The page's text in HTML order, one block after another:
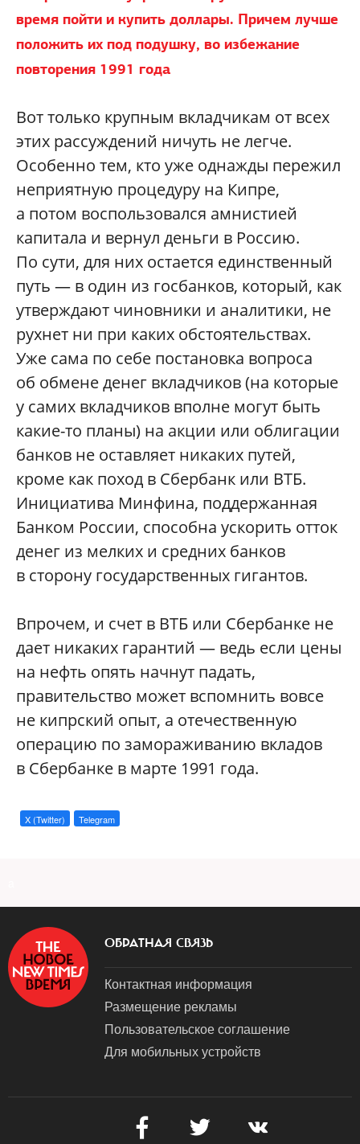
время пойти и купить доллары. Причем лучше
положить их под подушку, во избежание
повторения 1991 года
Вот только крупным вкладчикам от всех
этих рассуждений ничуть не легче.
Особенно тем, кто уже однажды пережил
неприятную процедуру на Кипре,
а потом воспользовался амнистией
капитала и вернул деньги в Россию.
По сути, для них остается единственный
путь — в один из госбанков, который, как
утверждают чиновники и аналитики, не
рухнет ни при каких обстоятельствах.
Уже сама по себе постановка вопроса
об обмене денег вкладчиков (на которые
у самих вкладчиков вполне могут быть
какие-то планы) на акции или облигации
банков не оставляет никаких путей,
кроме как поход в Сбербанк или ВТБ.
Инициатива Минфина, поддержанная
Банком России, способна ускорить отток
денег из мелких и средних банков
в сторону государственных гигантов.
Впрочем, и счет в ВТБ или Сбербанке не
дает никаких гарантий — ведь если цены
на нефть опять начнут падать,
правительство может вспомнить вовсе
не кипрский опыт, а отечественную
операцию по замораживанию вкладов
в Сбербанке в марте 1991 года.
X (Twitter) Telegram
ОБРАТНАЯ СВЯЗЬ
Контактная информация
Размещение рекламы
Пользовательское соглашение
Для мобильных устройств